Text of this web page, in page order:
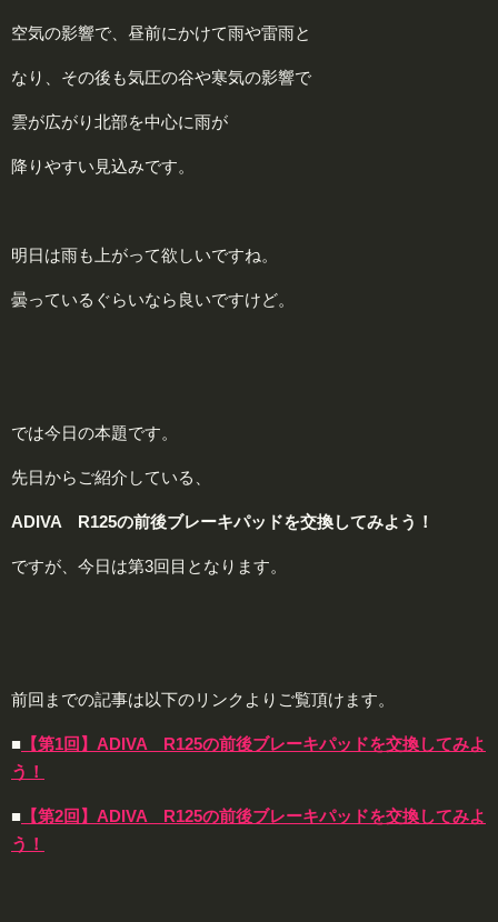
空気の影響で、昼前にかけて雨や雷雨と
なり、その後も気圧の谷や寒気の影響で
雲が広がり北部を中心に雨が
降りやすい見込みです。
明日は雨も上がって欲しいですね。
曇っているぐらいなら良いですけど。
では今日の本題です。
先日からご紹介している、
ADIVA R125の前後ブレーキパッドを交換してみよう！
ですが、今日は第3回目となります。
前回までの記事は以下のリンクよりご覧頂けます。
■ 【第1回】ADIVA R125の前後ブレーキパッドを交換してみよ
う！
■ 【第2回】ADIVA R125の前後ブレーキパッドを交換してみよ
う！